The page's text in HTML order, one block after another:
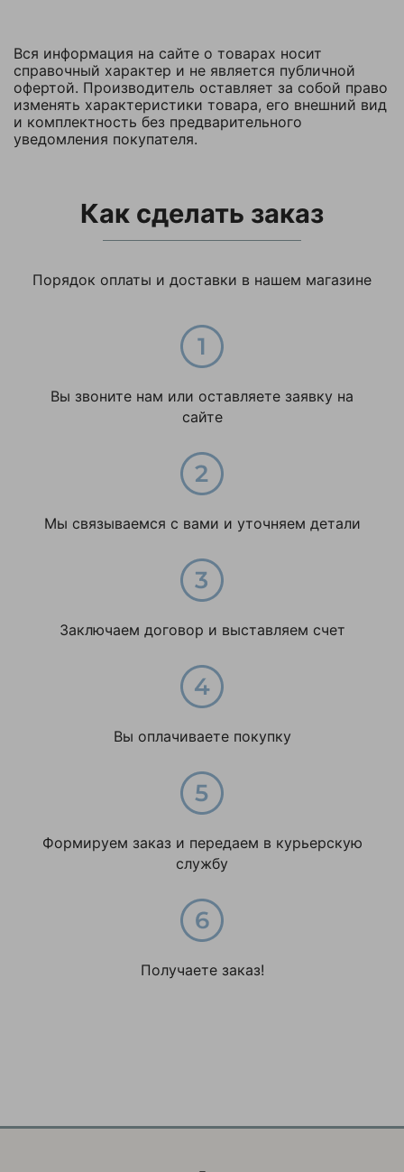
Вся информация на сайте о товарах носит
справочный характер и не является публичной
офертой. Производитель оставляет за собой право
изменять характеристики товара, его внешний вид
и комплектность без предварительного
уведомления покупателя.
Как сделать заказ
Порядок оплаты и доставки в нашем магазине
Вы звоните нам или оставляете заявку на
сайте
Мы связываемся с вами и уточняем детали
Заключаем договор и выставляем счет
Вы оплачиваете покупку
Формируем заказ и передаем в курьерскую
службу
Получаете заказ!